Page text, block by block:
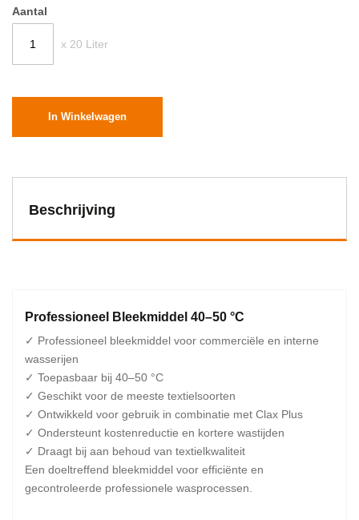
Aantal
x 20 Liter
In Winkelwagen
Beschrijving
Professioneel Bleekmiddel 40–50 °C
✓ Professioneel bleekmiddel voor commerciële en interne
wasserijen
✓ Toepasbaar bij 40–50 °C
✓ Geschikt voor de meeste textielsoorten
✓ Ontwikkeld voor gebruik in combinatie met Clax Plus
✓ Ondersteunt kostenreductie en kortere wastijden
✓ Draagt bij aan behoud van textielkwaliteit
Een doeltreffend bleekmiddel voor efficiënte en
gecontroleerde professionele wasprocessen.